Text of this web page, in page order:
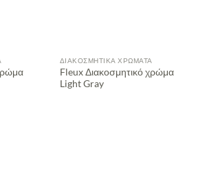
ΔΙΑΚΟΣΜΗΤΙΚΆ ΧΡΏΜΑΤΑ
Fleux Διακοσμητικό χρώμα
Light Gray